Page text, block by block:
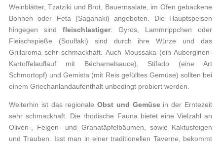
Weinblätter, Tzatziki und Brot, Bauernsalate, im Ofen gebackene
Bohnen oder Feta (Saganaki) angeboten. Die Hauptspeisen
hingegen sind fleischlastiger: Gyros, Lammrippchen oder
Fleischspieße (Souflaki) sind durch ihre Würze und das
Grillaroma sehr schmackhaft. Auch Moussaka (ein Auberginen-
Kartoffelauflauf mit Béchamelsauce), Stifado (eine Art
Schmortopf) und Gemista (mit Reis gefülltes Gemüse) sollten bei
einem Griechanlandaufenthalt unbedingt probiert werden.
Weiterhin ist das regionaleObst und Gemüsein der Erntezeit
sehr schmackhaft. Die rhodische Fauna bietet eine Vielzahl an
Oliven-, Feigen- und Granatäpfelbäumen, sowie Kaktusfeigen
und Trauben. Isst man in einer traditionellen Taverne, bekommt